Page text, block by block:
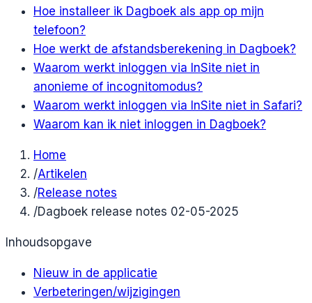
Hoe installeer ik Dagboek als app op mijn
telefoon?
Hoe werkt de afstandsberekening in Dagboek?
Waarom werkt inloggen via InSite niet in
anonieme of incognitomodus?
Waarom werkt inloggen via InSite niet in Safari?
Waarom kan ik niet inloggen in Dagboek?
Home
/Artikelen
/Release notes
/Dagboek release notes 02-05-2025
Inhoudsopgave
Nieuw in de applicatie
Verbeteringen/wijzigingen